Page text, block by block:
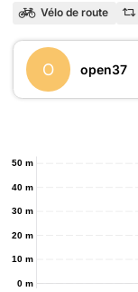
Vélo de route
O open37
0 m
10 m
20 m
30 m
40 m
50 m